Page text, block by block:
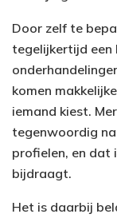
Door zelf te
tegelijkertijd
komen
iemand kiest.
tegenwoordig
profielen, en dat
bijdraagt.
Het is daarbij